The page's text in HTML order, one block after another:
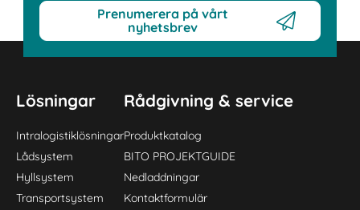
Prenumerera på vårt
nyhetsbrev
Lösningar
Intralogistiklösningar
Lådsystem
Hyllsystem
Transportsystem
Rådgivning & service
Produktkatalog
BITO PROJEKTGUIDE
Nedladdningar
Kontaktformulär